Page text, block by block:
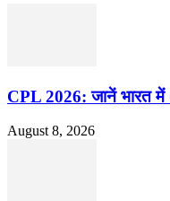
CPL 2026: जानें भारत में
August 8, 2026